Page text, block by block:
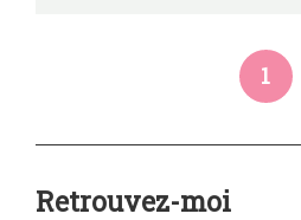
1
Retrouvez-moi